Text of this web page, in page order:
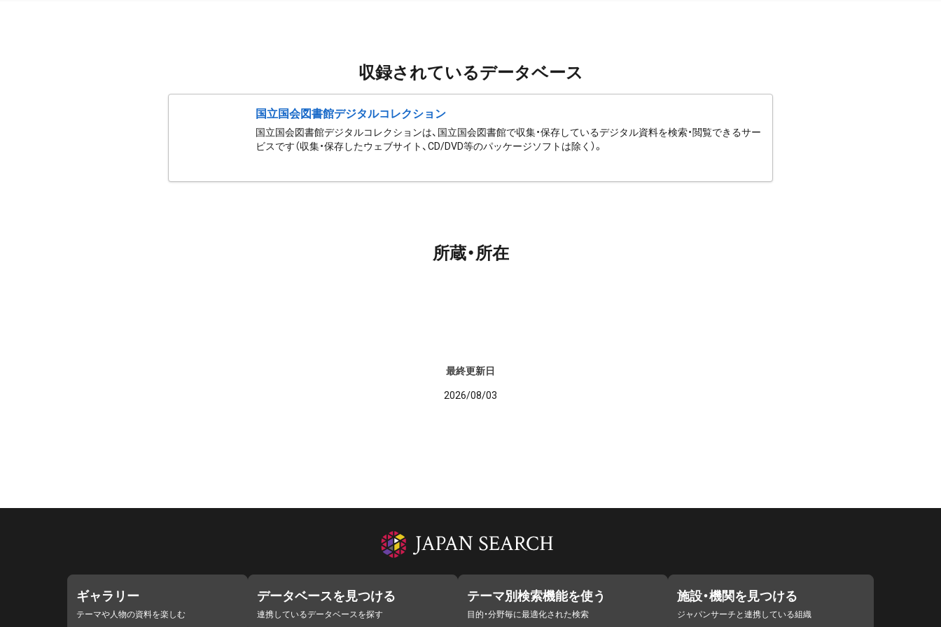
収録されているデータベース
国立国会図書館デジタルコレクション
国立国会図書館デジタルコレクションは、国立国会図書館で収集・保存しているデジタル資料を検索・閲覧できるサー
ビスです（収集・保存したウェブサイト、CD/DVD等のパッケージソフトは除く）。
所蔵・所在
最終更新日
2026/08/03
ギャラリー
テーマや人物の資料を楽しむ
データベースを見つける
連携しているデータベースを探す
テーマ別検索機能を使う
目的・分野毎に最適化された検索
施設・機関を見つける
ジャパンサーチと連携している組織